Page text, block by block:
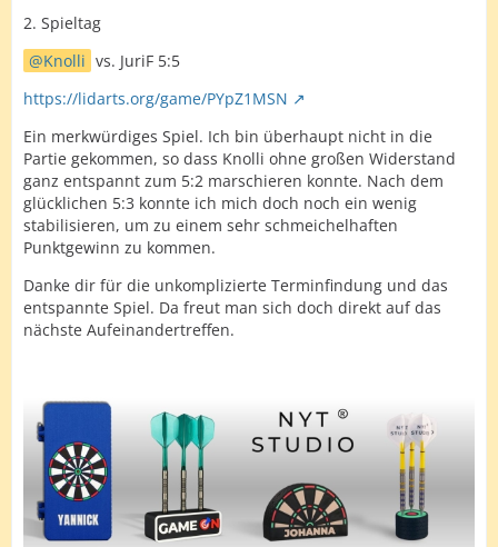
2. Spieltag
Knolli vs. JuriF 5:5
https://lidarts.org/game/PYpZ1MSN
Ein merkwürdiges Spiel. Ich bin überhaupt nicht in die
Partie gekommen, so dass Knolli ohne großen Widerstand
ganz entspannt zum 5:2 marschieren konnte. Nach dem
glücklichen 5:3 konnte ich mich doch noch ein wenig
stabilisieren, um zu einem sehr schmeichelhaften
Punktgewinn zu kommen.
Danke dir für die unkomplizierte Terminfindung und das
entspannte Spiel. Da freut man sich doch direkt auf das
nächste Aufeinandertreffen.